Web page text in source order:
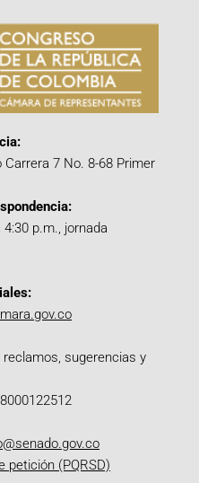
7 No. 8-68 Primer
p.m., jornada
sugerencias y
petición (PQRSD)